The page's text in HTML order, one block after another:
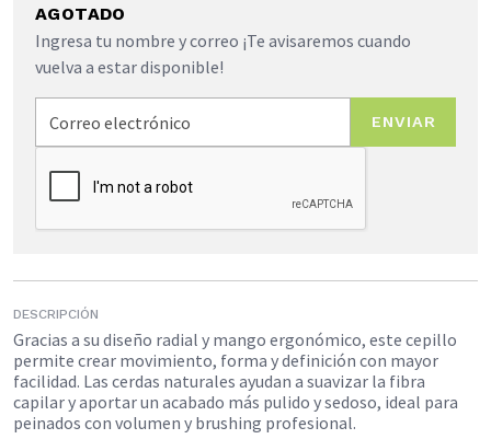
AGOTADO
Ingresa tu nombre y correo ¡Te avisaremos cuando
vuelva a estar disponible!
ENVIAR
DESCRIPCIÓN
Gracias a su diseño radial y mango ergonómico, este cepillo
permite crear movimiento, forma y definición con mayor
facilidad. Las cerdas naturales ayudan a suavizar la fibra
capilar y aportar un acabado más pulido y sedoso, ideal para
peinados con volumen y brushing profesional.